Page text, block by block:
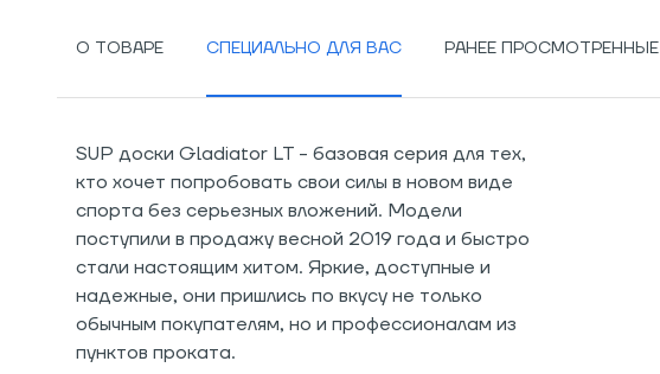
О ТОВАРЕ СПЕЦИАЛЬНО ДЛЯ ВАС РАНЕЕ ПРОСМОТРЕННЫЕ
SUP доски Gladiator LT - базовая серия для тех,
кто хочет попробовать свои силы в новом виде
спорта без серьезных вложений. Модели
поступили в продажу весной 2019 года и быстро
стали настоящим хитом. Яркие, доступные и
надежные, они пришлись по вкусу не только
обычным покупателям, но и профессионалам из
пунктов проката.